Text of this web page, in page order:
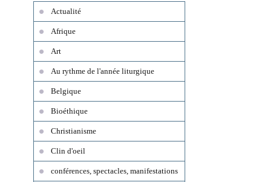
Actualité
Afrique
Art
Au rythme de l'année liturgique
Belgique
Bioéthique
Christianisme
Clin d'oeil
conférences, spectacles, manifestations